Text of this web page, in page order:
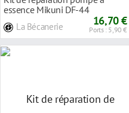
essence Mikuni DF-44
La Bécanerie 16,70 €
Ports : 5,90 €